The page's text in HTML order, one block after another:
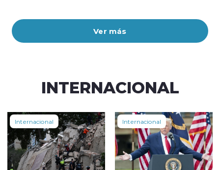
Ver más
INTERNACIONAL
Internacional Internacional